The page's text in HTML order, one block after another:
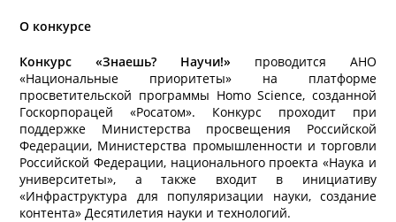
О конкурсе
Конкурс «Знаешь? Научи!» проводится АНО
«Национальные приоритеты» на платформе
просветительской программы Homo Science, созданной
Госкорпорацей «Росатом». Конкурс проходит при
поддержке Министерства просвещения Российской
Федерации, Министерства промышленности и торговли
Российской Федерации, национального проекта «Наука и
университеты», а также входит в инициативу
«Инфраструктура для популяризации науки, создание
контента» Десятилетия науки и технологий.